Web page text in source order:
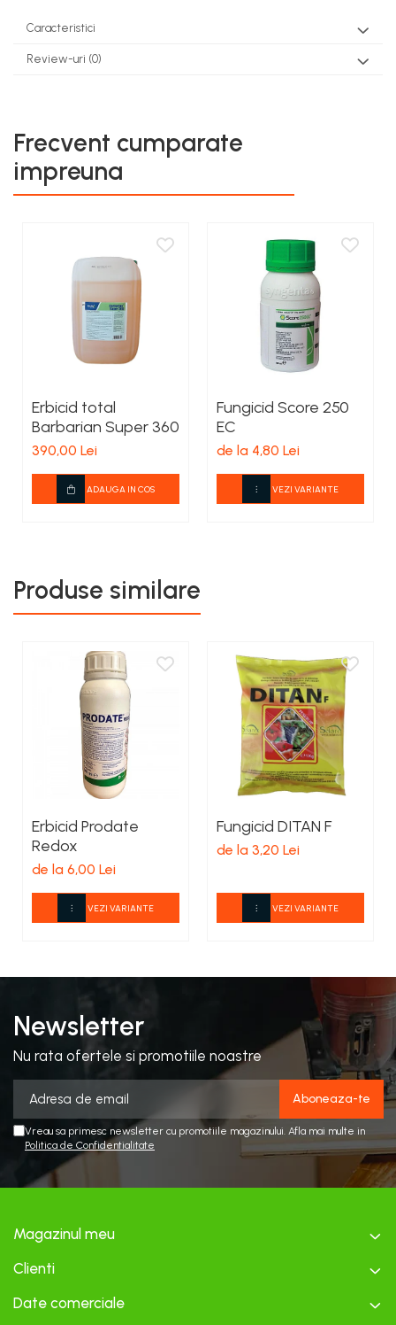
Caracteristici
Review-uri (0)
Frecvent cumparate
impreuna
Erbicid total
Barbarian Super 360
390,00 Lei
ADAUGA IN COS
Fungicid Score 250
EC
de la 4,80 Lei
VEZI VARIANTE
Produse similare
Erbicid Prodate
Redox
de la 6,00 Lei
VEZI VARIANTE
Fungicid DITAN F
de la 3,20 Lei
VEZI VARIANTE
Newsletter
Nu rata ofertele si promotiile noastre
Vreau sa primesc newsletter cu promotiile magazinului. Afla mai multe in
Politica de Confidentialitate
Magazinul meu
Clienti
Date comerciale